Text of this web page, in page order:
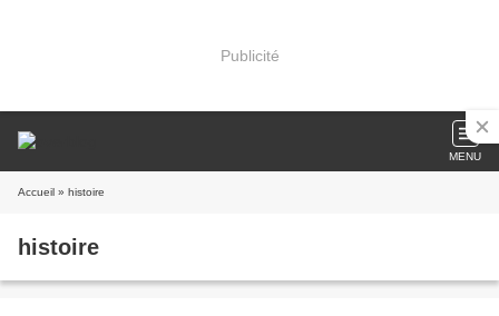
Publicité
MENU
Accueil » histoire
histoire